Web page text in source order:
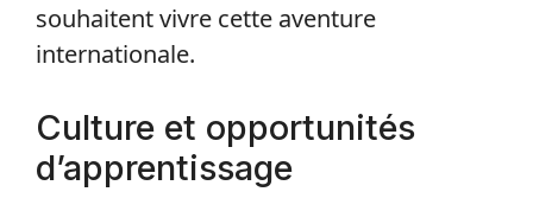
souhaitent vivre cette aventure
internationale.
Culture et opportunités
d’apprentissage